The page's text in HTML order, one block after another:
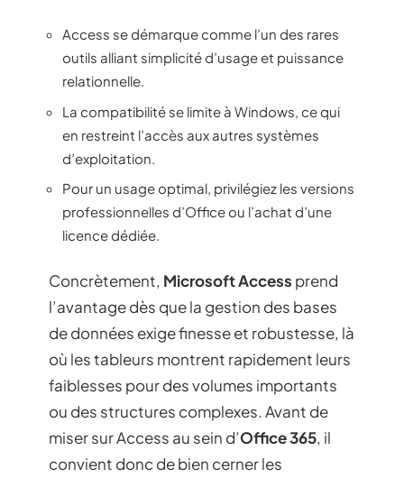
Access se démarque comme l’un des rares
outils alliant simplicité d’usage et puissance
relationnelle.
La compatibilité se limite à Windows, ce qui
en restreint l’accès aux autres systèmes
d’exploitation.
Pour un usage optimal, privilégiez les versions
professionnelles d’Office ou l’achat d’une
licence dédiée.
Concrètement, Microsoft Access prend
l’avantage dès que la gestion des bases
de données exige finesse et robustesse, là
où les tableurs montrent rapidement leurs
faiblesses pour des volumes importants
ou des structures complexes. Avant de
miser sur Access au sein d’Office 365, il
convient donc de bien cerner les